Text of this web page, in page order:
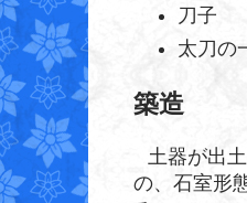
刀子
太刀の
築造
土器が出
の、石室形